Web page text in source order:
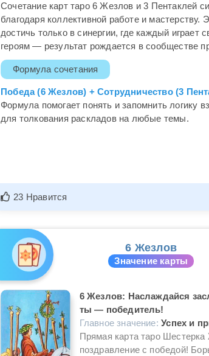
Сочетание карт таро 6 Жезлов и 3 Пентаклей
благодаря коллективной работе и мастерству.
достичь только в синергии, где каждый
героям — результат рождается в сообществе
Формула сочетания
Победа (6 Жезлов) + Сотрудничество (3
Формула помогает понять и запомнить логику
для толкования раскладов на любые темы.
23 Нравится
6 Жезлов
Значение карты
6 Жезлов: Наслаждайся
ты — победитель!
Главное значение:Успех и
Прямая карта таро
поздравление с победой!